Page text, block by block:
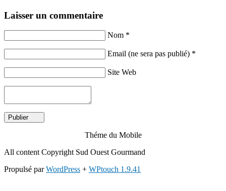
Laisser un commentaire
Nom *
Email (ne sera pas publié) *
Site Web
Théme du Mobile
All content Copyright Sud Ouest Gourmand
Propulsé parWordPress + WPtouch 1.9.41